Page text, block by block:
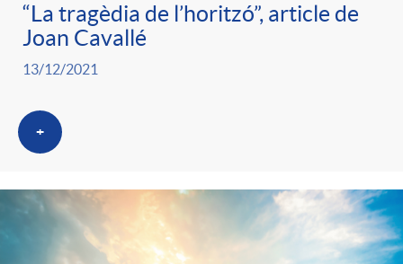
“La tragèdia de l’horitzó”, article de
Joan Cavallé
13/12/2021
+